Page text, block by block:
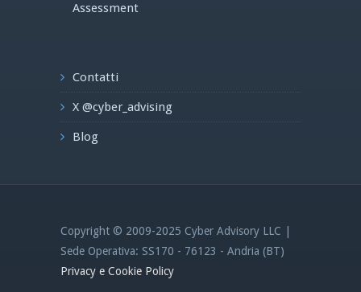
Assessment
Contatti
X @cyber_advising
Blog
Copyright © 2009-2025 Cyber Advisory LLC |
Sede Operativa: SS170 - 76123 - Andria (BT)
Privacy e Cookie Policy